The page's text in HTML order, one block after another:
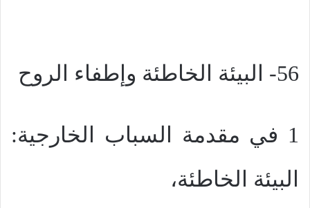
56- البيئة الخاطئة وإطفاء الروح
1 في مقدمة السباب الخارجية:
البيئة الخاطئة،